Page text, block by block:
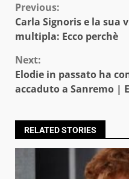
Continue
Reading
Previous:
Carla Signoris e la sua
multipla: Ecco perchè
Next:
Elodie in passato ha
accaduto a Sanremo |
RELATED STORIES